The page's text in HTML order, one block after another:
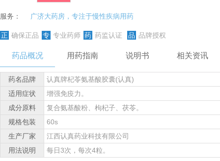
服务： 广济大药房，专注于慢性疾病用药
正 确保正品 专 专业药师 药 药监认证 品 品牌授权
药品概况 用药指南 说明书 相关资讯
药名品牌
认真牌杞苓氨基酸胶囊(认真)
适用症状
增强免疫力。
成分原料
复合氨基酸粉、枸杞子、茯苓。
规格包装
60s
生产厂家
江西认真药业科技有限公司
用法说明
每日3次，每次4粒。